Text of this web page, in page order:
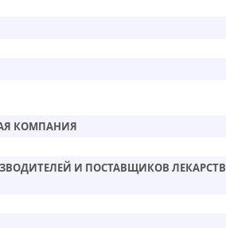
КОМПАНИЯ
И ПОСТАВЩИКОВ